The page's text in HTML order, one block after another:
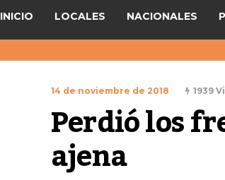
INICIO LOCALES NACIONALES
14 de noviembre de 2018 1939
Perdió los
ajena